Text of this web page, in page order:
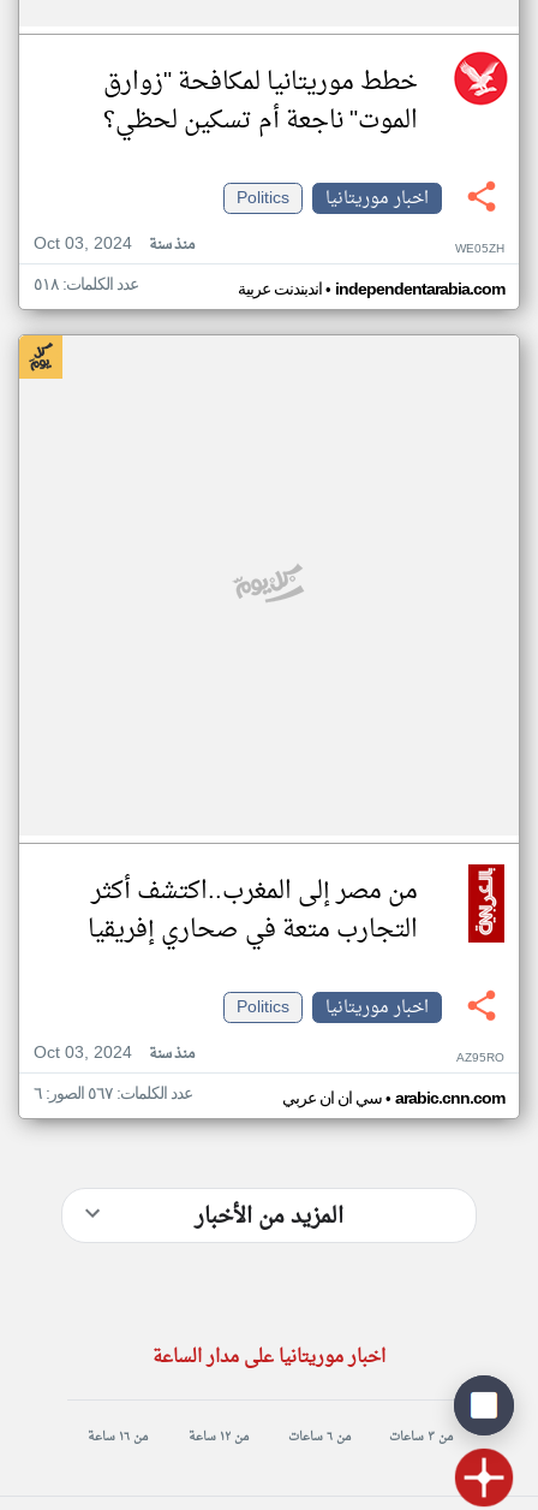
خطط موريتانيا لمكافحة "زوارق
الموت" ناجعة أم تسكين لحظي؟
اخبار موريتانيا
Politics
Oct 03, 2024
منذ سنة WE05ZH
اندبندنت عربية• independentarabia.com عدد الكلمات: ٥١٨
من مصر إلى المغرب..اكتشف أكثر
التجارب متعة في صحاري إفريقيا
اخبار موريتانيا
Politics
Oct 03, 2024
منذ سنة AZ95RO
سي ان ان عربي• arabic.cnn.com عدد الكلمات: ٥٦٧ الصور: ٦
المزيد من الأخبار
اخبار موريتانيا على مدار الساعة
من ٣ ساعات من ٦ ساعات من ١٢ ساعة من ١٦ ساعة